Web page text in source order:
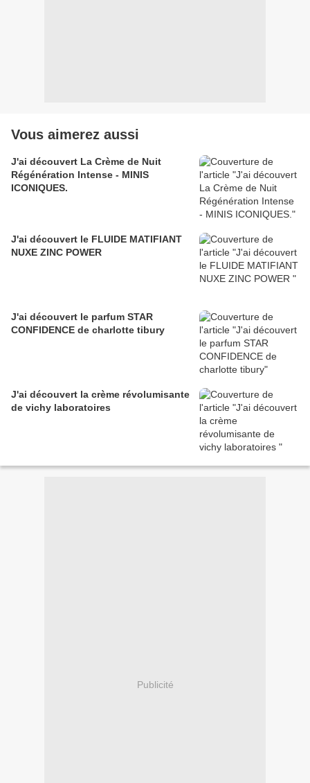
Vous aimerez aussi
J'ai découvert La Crème de Nuit
Régénération Intense - MINIS
ICONIQUES.
J'ai découvert le FLUIDE MATIFIANT
NUXE ZINC POWER
J'ai découvert le parfum STAR
CONFIDENCE de charlotte tibury
J'ai découvert la crème révolumisante
de vichy laboratoires
Publicité